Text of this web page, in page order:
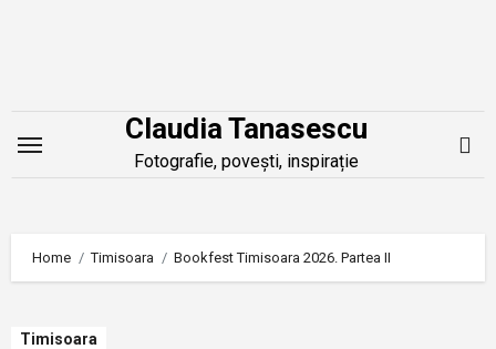
Claudia Tanasescu
Fotografie, povești, inspirație
Home Timisoara Bookfest Timisoara 2026. Partea II
Timisoara